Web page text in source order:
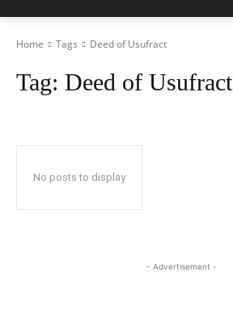
Home Tags Deed of Usufract
Tag: Deed of Usufract
No posts to display
- Advertisement -